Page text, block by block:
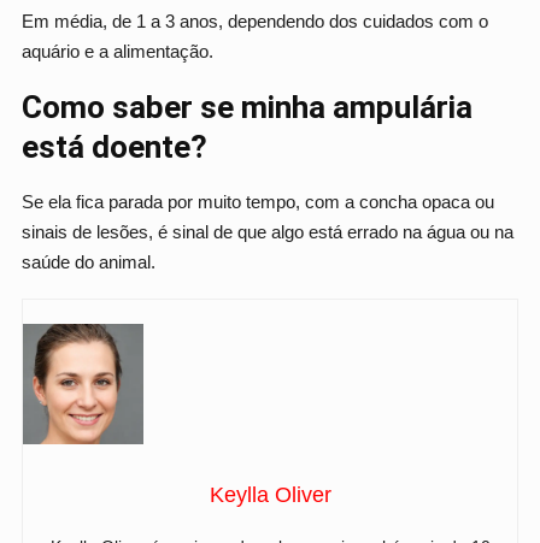
Em média, de 1 a 3 anos, dependendo dos cuidados com o
aquário e a alimentação.
Como saber se minha ampulária
está doente?
Se ela fica parada por muito tempo, com a concha opaca ou
sinais de lesões, é sinal de que algo está errado na água ou na
saúde do animal.
Keylla Oliver